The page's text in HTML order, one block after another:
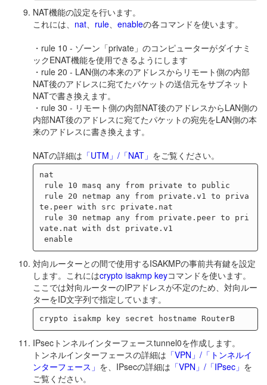
NAT機能の設定を行います。
これには、 nat rule enableの各コマンドを使います。
・rule 10 - ゾーン「private」のコンピューターがダイナミ
ックENAT機能を使用できるようにします
・rule 20 - LAN側の本来のアドレスからリモート側の内部
NAT後のアドレスに宛てたパケットの送信元をサブネット
NATで書き換えます。
・rule 30 - リモート側の内部NAT後のアドレスからLAN側の
内部NAT後のアドレスに宛てたパケットの宛先をLAN側の本
来のアドレスに書き換えます。
NATの詳細は 「UTM」/「NAT」 をご覧ください。
nat
te.peer with src private.nat
vate.nat with dst private.v1
対向ルーターとの間で使用するISAKMPの事前共有鍵を設定
します。これにはcrypto isakmp keyコマンドを使います。
ここでは対向ルーターのIPアドレスが不定のため、対向ルー
ターをID文字列で指定しています。
crypto isakmp key secret hostname RouterB
IPsecトンネルインターフェースtunnel0を作成します。
トンネルインターフェースの詳細は 「VPN」/「トンネルイ
ンターフェース」 を、IPsecの詳細は 「VPN」/「IPsec」 を
ご覧ください。